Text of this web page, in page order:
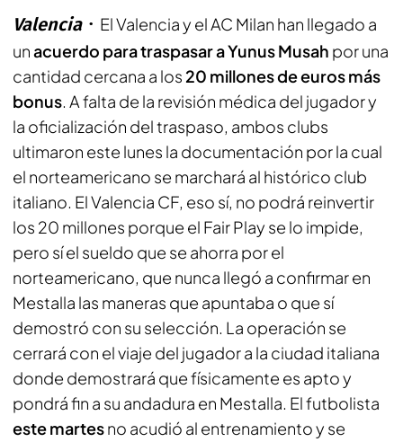
Valencia
El Valencia y el AC Milan han llegado a
unacuerdo para traspasar a Yunus Musah por una
cantidad cercana a los 20 millones de euros más
bonus. A falta de la revisión médica del jugador y
la oficialización del traspaso, ambos clubs
ultimaron este lunes la documentación por la cual
el norteamericano se marchará al histórico club
italiano. El Valencia CF, eso sí, no podrá reinvertir
los 20 millones porque el Fair Play se lo impide,
pero sí el sueldo que se ahorra por el
norteamericano, que nunca llegó a confirmar en
Mestalla las maneras que apuntaba o que sí
demostró con su selección. La operación se
cerrará con el viaje del jugador a la ciudad italiana
donde demostrará que físicamente es apto y
pondrá fin a su andadura en Mestalla. El futbolista
este martesno acudió al entrenamiento y se